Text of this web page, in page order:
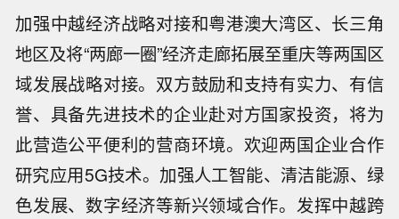
加强中越经济战略对接和粤港澳大湾区、长三角
地区及将“两廊一圈”经济走廊拓展至重庆等两国区
域发展战略对接。双方鼓励和支持有实力、有信
誉、具备先进技术的企业赴对方国家投资，将为
此营造公平便利的营商环境。欢迎两国企业合作
研究应用5G技术。加强人工智能、清洁能源、绿
色发展、数字经济等新兴领域合作。发挥中越跨